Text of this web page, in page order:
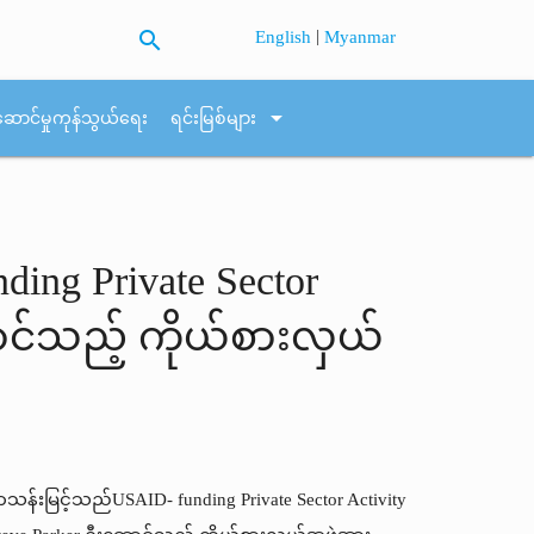
search English |Myanmar
ောင်မှုကုန်သွယ်ရေး ရင်းမြစ်များ arrow_drop_down
Private Sector
းဆောင်သည့် ကိုယ်စားလှယ်
းမြင့်သည်USAID- funding Private Sector Activity